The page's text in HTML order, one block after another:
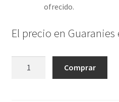
ofrecido.
El precio en Guaranies
Comprar